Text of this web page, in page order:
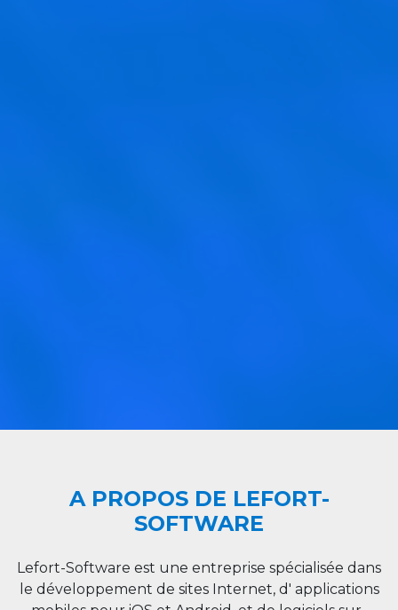
A PROPOS DE LEFORT-
SOFTWARE
Lefort-Software est une entreprise spécialisée dans
le développement de sites Internet, d' applications